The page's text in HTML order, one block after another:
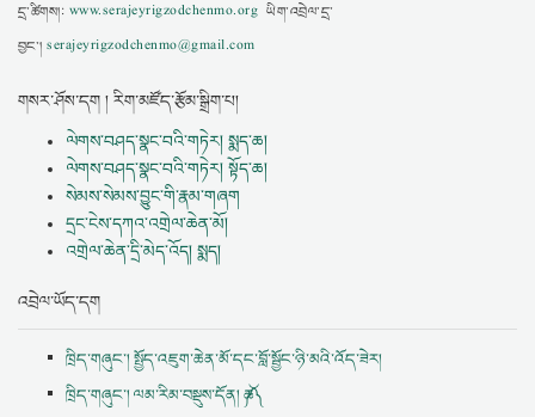
དྲ་ཚིགས།: www.serajeyrigzodchenmo.org ཡིག་འབྲེལ་དྲ་
བྱང་།serajeyrigzodchenmo@gmail.com
གསར་ཤོས་དག ། རིག་མཛོད་རྩོམ་སྒྲིག་པ།
ལེགས་བཤད་སྣང་བའི་གཏེར། སྨད་ཆ།
ལེགས་བཤད་སྣང་བའི་གཏེར། སྟོད་ཆ།
སེམས་སེམས་བྱུང་གི་རྣམ་གཞག
དྲང་ངེས་དཀའ་འགྲེལ་ཆེན་མོ།
འགྲེལ་ཆེན་དྲི་མེད་འོད། སྨད།
འབྲེལ་ཡོད་དག
ཁྲིད་གཞུང་། སྤྱོད་འཇུག་ཆེན་མོ་དང་བློ་སྦྱོང་ཉི་མའི་འོད་ཟེར།
ཁྲིད་གཞུང་། ལམ་རིམ་བསྡུས་དོན། ༼ཆ༽